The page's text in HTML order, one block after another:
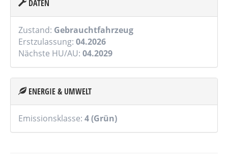
DATEN
Zustand: Gebrauchtfahrzeug
Erstzulassung: 04.2026
Nächste HU/AU: 04.2029
ENERGIE & UMWELT
Emissionsklasse: 4 (Grün)